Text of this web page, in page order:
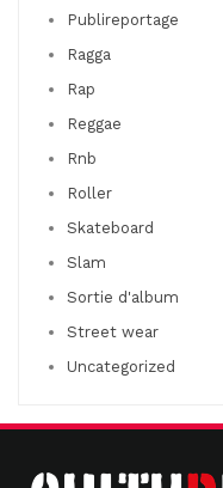
Publireportage
Ragga
Rap
Reggae
Rnb
Roller
Skateboard
Slam
Sortie d'album
Street wear
Uncategorized